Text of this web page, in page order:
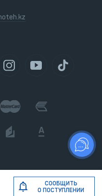
СООБЩИТЬ
О ПОСТУПЛЕНИИ